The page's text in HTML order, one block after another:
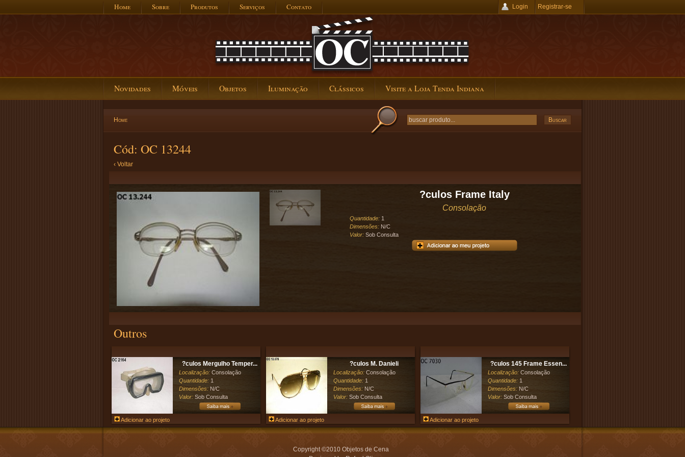
Home Sobre Produtos Serviços Contato Login Registrar-se
Novidades Móveis Objetos Iluminação Clássicos Visite a Loja Tenda Indiana
Home
Cód: OC 13244
‹ Voltar
?culos Frame Italy
Consolação
Quantidade: 1
Dimensões: N/C
Valor: Sob Consulta
Outros
?culos Mergulho Temper...
Localização: Consolação
Quantidade: 1
Dimensões: N/C
Valor: Sob Consulta
Adicionar ao projeto
?culos M. Danieli
Localização: Consolação
Quantidade: 1
Dimensões: N/C
Valor: Sob Consulta
Adicionar ao projeto
?culos 145 Frame Essen...
Localização: Consolação
Quantidade: 1
Dimensões: N/C
Valor: Sob Consulta
Adicionar ao projeto
Copyright ©2010 Objetos de Cena